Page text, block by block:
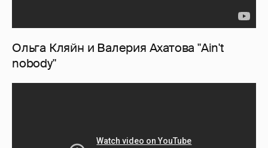
Ольга Кляйн и Валерия Ахатова "Ain't
nobody"